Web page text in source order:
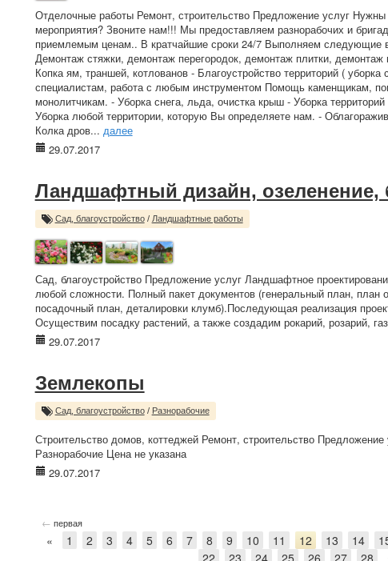
Отделочные работы Ремонт, строительство Предложение услуг
мероприятия? Звоните нам!!! Мы предоставляем разнорабочих и
приемлемым ценам.. В кратчайшие сроки 24/7 Выполняем следующие
Демонтаж стяжки, демонтаж перегородок, демонтаж плитки,
Копка ям, траншей, котлованов - Благоустройство территорий (
специалистам, работа с любым инструментом Помощь каменщикам,
монолитчикам. - Уборка снега, льда, очистка крыш - Уборка
Уборка любой территории, которую Вы определяете нам. -
Колка дров... далее
29.07.2017
Ландшафтный дизайн, озеленение,
Сад, благоустройство/ Ландшафтные работы
Сад, благоустройство Предложение услуг Ландшафтное
любой сложности. Полный пакет документов (генеральный план, план
посадочный план, деталировки клумб).Последующая реализация
Осуществим посадку растений, а также создадим рокарий, розарий,
29.07.2017
Землекопы
Сад, благоустройство/ Разнорабочие
Строительство домов, коттеджей Ремонт, строительство
Разнорабочие Цена не указана
29.07.2017
← первая
« 1 2 3 4 5 6 7 8 9 10 11 12 13 14
22
23 24 25 26 27 28